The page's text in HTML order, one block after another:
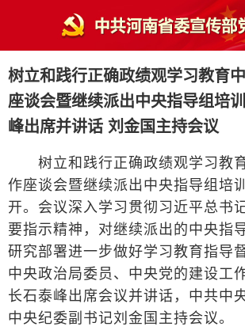
树立和践行正确政绩观学习教育
座谈会暨继续派出中央指导组培
峰出席并讲话 刘金国主持会议
树立和践行正确政绩观学习教
作座谈会暨继续派出中央指导组培
开。会议深入学习贯彻习近平总书
要指示精神，对继续派出的中央指
研究部署进一步做好学习教育指导
中央政治局委员、中央党的建设工
长石泰峰出席会议并讲话，中共中
中央纪委副书记刘金国主持会议。